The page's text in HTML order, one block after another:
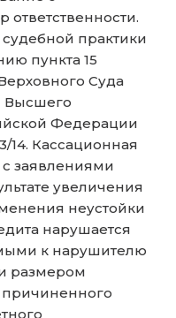
практики
пункта 15
Суда
Высшего
Федерации
14. Кассационная
заявлениями
увеличения
неустойки
нарушается
к нарушителю
размером
причиненного